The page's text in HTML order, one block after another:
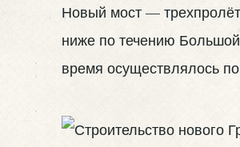
Новый мост —
ниже по течению
время осуществлялось